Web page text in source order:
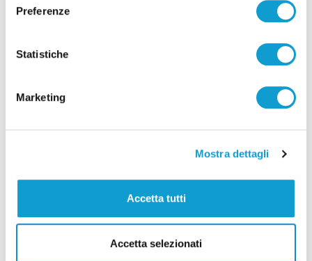
Preferenze
Statistiche
Marketing
Mostra dettagli
Accetta tutti
Accetta selezionati